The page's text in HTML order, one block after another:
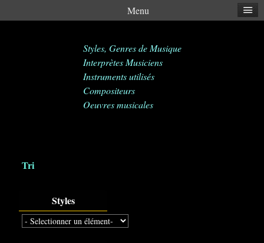
Styles, Genres de Musique
Interprètes Musiciens
Instruments utilisés
Compositeurs
Oeuvres musicales
Tri
Styles
Menu